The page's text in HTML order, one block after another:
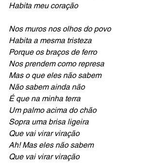
Habita meu coração
Nos muros nos olhos do povo
Habita a mesma tristeza
Porque os braços de ferro
Nos prendem como represa
Mas o que eles não sabem
Não sabem ainda não
É que na minha terra
Um palmo acima do chão
Sopra uma brisa ligeira
Que vai virar viração
Ah! Mas eles não sabem
Que vai virar viração